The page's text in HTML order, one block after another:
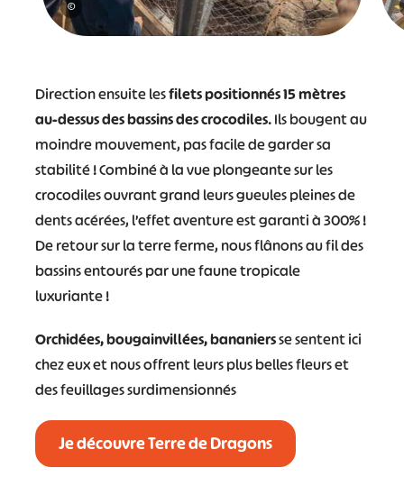
©
Direction ensuite lesfilets positionnés 15 mètres
au-dessus des bassins des crocodiles. Ils bougent au
moindre mouvement, pas facile de garder sa
stabilité ! Combiné à la vue plongeante sur les
crocodiles ouvrant grand leurs gueules pleines de
dents acérées, l’effet aventure est garanti à 300% !
De retour sur la terre ferme, nous flânons au fil des
bassins entourés par une faune tropicale
luxuriante !
Orchidées, bougainvillées, bananiersse sentent ici
chez eux et nous offrent leurs plus belles fleurs et
des feuillages surdimensionnés
Je découvre Terre de Dragons